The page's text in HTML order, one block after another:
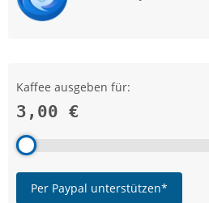
Kaffee ausgeben für:
3,00 €
Per Paypal unterstützen*